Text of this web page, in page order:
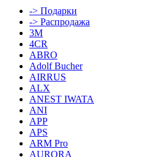
-> Подарки
-> Распродажа
3M
4CR
ABRO
Adolf Bucher
AIRRUS
ALX
ANEST IWATA
ANI
APP
APS
ARM Pro
AURORA